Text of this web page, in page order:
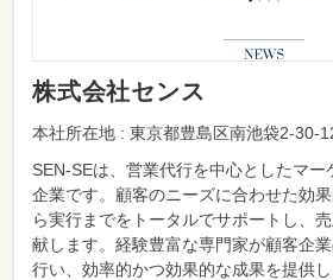
株式会社センス
本社所在地 : 東京都豊島区南池袋2-
SEN-SEは、営業代行を中心としたマー
企業です。顧客のニーズに合わせた効
ら実行までをトータルでサポートし、
献します。経験豊富な専門家が顧客企
行い、効率的かつ効果的な成果を提供